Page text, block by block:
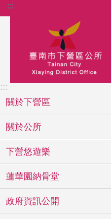
跳到主要內容區塊
:::
:::
關於下營區
關於公所
下營悠遊樂
蓮華園納骨堂
政府資訊公開